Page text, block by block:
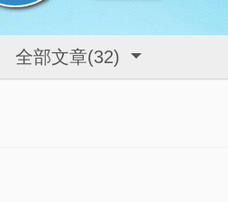
全部文章(32)